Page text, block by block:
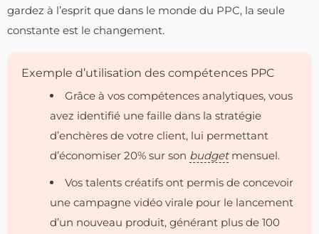
gardez à l’esprit que dans le monde du PPC, la seule
constante est le changement.
Exemple d’utilisation des compétences PPC
Grâce à vos compétences analytiques, vous
avez identifié une faille dans la stratégie
d’enchères de votre client, lui permettant
d’économiser 20% sur son budgetmensuel.
Vos talents créatifs ont permis de concevoir
une campagne vidéo virale pour le lancement
d’un nouveau produit, générant plus de 100